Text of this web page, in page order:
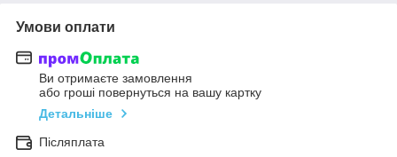
Умови оплати
Ви отримаєте замовлення
або гроші повернуться на вашу картку
Детальніше
Післяплата